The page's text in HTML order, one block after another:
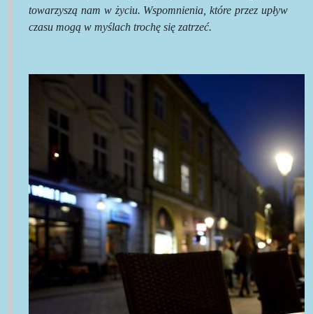
towarzyszą nam w życiu. Wspomnienia, które przez upływ
czasu mogą w myślach trochę się zatrzeć.